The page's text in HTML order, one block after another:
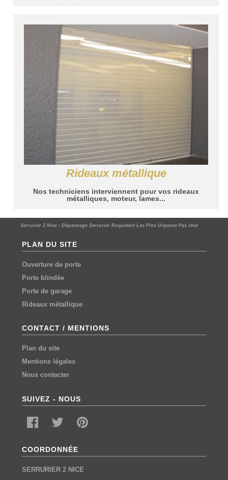
Rideaux métallique
Nos techniciens interviennent pour vos rideaux
métalliques, moteur, lames...
Serrurier 2 Nice › Dépannage Serrurier Roquefort Les Pins Urgence Pas cher
PLAN DU SITE
Ouverture de porte
Porte blindée
Porte de garage
Rideaux métallique
CONTACT / MENTIONS
Plan du site
Mentions légales
Nous contacter
SUIVEZ - NOUS
COORDONNÉE
SERRURIER 2 NICE